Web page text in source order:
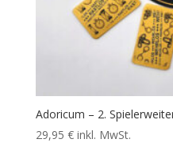
Adoricum – 2.
29,95 € inkl. MwSt.